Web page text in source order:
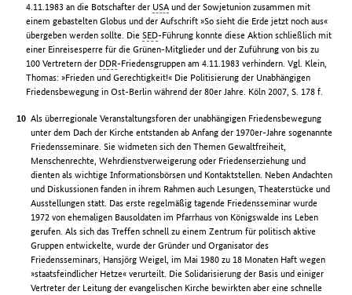
4.11.1983 an die Botschafter der USA und der Sowjetunion zusammen mit
einem gebastelten Globus und der Aufschrift »So sieht die Erde jetzt noch aus«
übergeben werden sollte. DieSED-Führung konnte diese Aktion schließlich mit
einer Einreisesperre für die Grünen-Mitglieder und der Zuführung von bis zu
100 Vertretern der DDR-Friedensgruppen am 4.11.1983 verhindern. Vgl. Klein,
Thomas: »Frieden und Gerechtigkeit!« Die Politisierung der Unabhängigen
Friedensbewegung in Ost-Berlin während der 80er Jahre. Köln 2007, S. 178 f.
Als überregionale Veranstaltungsforen der unabhängigen Friedensbewegung
unter dem Dach der Kirche entstanden ab Anfang der 1970er-Jahre sogenannte
Friedensseminare. Sie widmeten sich den Themen Gewaltfreiheit,
Menschenrechte, Wehrdienstverweigerung oder Friedenserziehung und
dienten als wichtige Informationsbörsen und Kontaktstellen. Neben Andachten
und Diskussionen fanden in ihrem Rahmen auch Lesungen, Theaterstücke und
Ausstellungen statt. Das erste regelmäßig tagende Friedensseminar wurde
1972 von ehemaligen Bausoldaten im Pfarrhaus von Königswalde ins Leben
gerufen. Als sich das Treffen schnell zu einem Zentrum für politisch aktive
Gruppen entwickelte, wurde der Gründer und Organisator des
Friedensseminars, Hansjörg Weigel, im Mai 1980 zu 18 Monaten Haft wegen
»staatsfeindlicher Hetze« verurteilt. Die Solidarisierung der Basis und einiger
Vertreter der Leitung der evangelischen Kirche bewirkten aber eine schnelle